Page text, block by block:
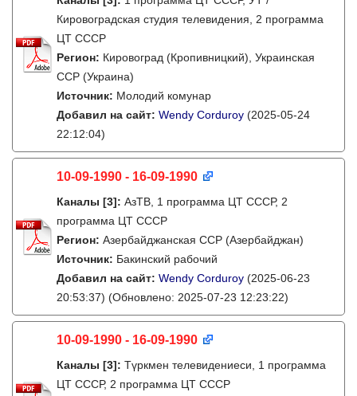
Кировоградская студия телевидения, 2 программа
ЦТ СССР
Регион: Кировоград (Кропивницкий), Украинская
ССР (Украина)
Источник: Молодий комунар
Добавил на сайт: Wendy Corduroy (2025-05-24
22:12:04)
10-09-1990 - 16-09-1990
Каналы [3]: АзТВ, 1 программа ЦТ СССР, 2
программа ЦТ СССР
Регион: Азербайджанская ССР (Азербайджан)
Источник: Бакинский рабочий
Добавил на сайт: Wendy Corduroy (2025-06-23
20:53:37) (Обновлено: 2025-07-23 12:23:22)
10-09-1990 - 16-09-1990
Каналы [3]: Түркмен телевидениеси, 1 программа
ЦТ СССР, 2 программа ЦТ СССР